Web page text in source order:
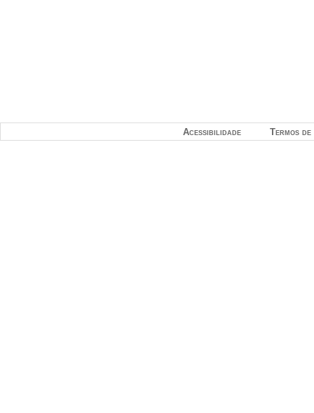
Termos
Acessibilidade